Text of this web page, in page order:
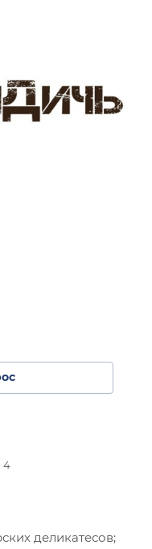
4
деликатесов;